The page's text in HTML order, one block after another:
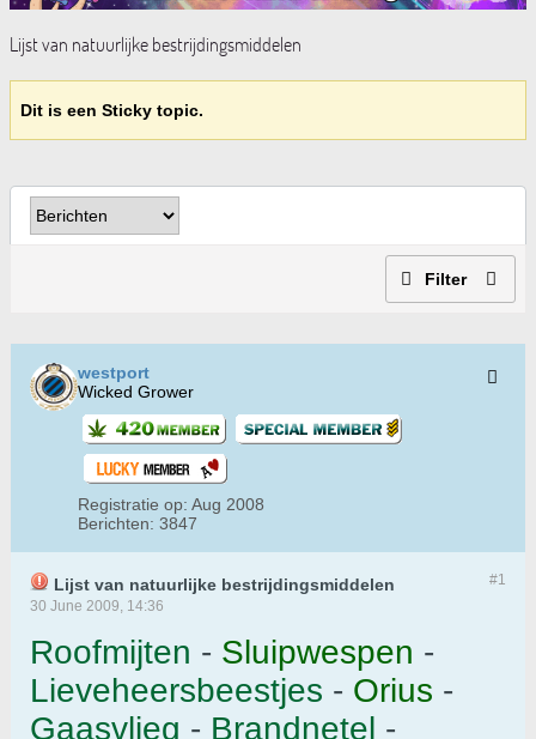
Lijst van natuurlijke bestrijdingsmiddelen
Dit is een Sticky topic.
Filter
westport
Wicked Grower
Registratie op: Aug 2008
Berichten: 3847
#1
Lijst van natuurlijke bestrijdingsmiddelen
30 June 2009, 14:36
Roofmijten - Sluipwespen -
Lieveheersbeestjes - Orius -
Gaasvlieg - Brandnetel -